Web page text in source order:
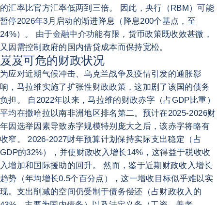
的汇率比官方汇率低两到三倍。 因此，央行（RBM）可能
暂停2026年3月启动的渐进降息（降息200个基点，至
24%）。 由于金融中介功能有限，货币政策既收效甚微，
又因需控制政府的国内借贷成本而保持宽松。
岌岌可危的财政状况
为应对近期气候冲击、乌克兰战争及疫情引发的通胀影
响，马拉维实施了扩张性财政政策，这加剧了该国的债务
负担。 自2022年以来，马拉维的财政赤字（占GDP比重）
平均在撒哈拉以南非洲地区排名第二。预计在2025-2026财
年因选举因素导致赤字规模特别庞大之后，该赤字将略有
收窄。 2026-2027财年预算计划保持实际支出稳定（占
GDP的32%），并使财政收入增长14%，这得益于税收收
入增加和国际援助的回升。 然而，鉴于近期财政收入增长
趋势（年均增长0.5个百分点），这一增收目标似乎难以实
现。支出削减的空间仍受制于债务偿还（占财政收入的